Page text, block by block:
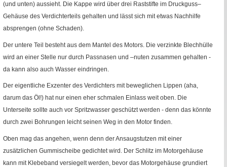
(und unten) aussieht. Die Kappe wird über drei Raststifte im Druckguss–
Gehäuse des Verdichterteils gehalten und lässt sich mit etwas Nachhilfe
absprengen (ohne Schaden).
Der untere Teil besteht aus dem Mantel des Motors. Die verzinkte Blechhülle
wird an einer Stelle nur durch Passnasen und –nuten zusammen gehalten -
da kann also auch Wasser eindringen.
Der eigentliche Exzenter des Verdichters mit beweglichen Lippen (aha,
darum das Öl!) hat nur einen eher schmalen Einlass weit oben. Die
Unterseite sollte auch vor Spritzwasser geschützt werden - denn das könnte
durch zwei Bohrungen leicht seinen Weg in den Motor finden.
Oben mag das angehen, wenn denn der Ansaugstutzen mit einer
zusätzlichen Gummischeibe gedichtet wird. Der Schlitz im Motorgehäuse
kann mit Klebeband versiegelt werden, bevor das Motorgehäuse grundiert